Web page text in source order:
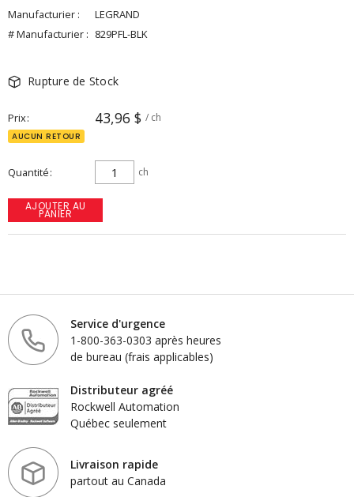
Manufacturier :
LEGRAND
# Manufacturier : 829PFL-BLK
Rupture de Stock
Prix 43,96 $ / ch
AUCUN RETOUR
Quantité ch
AJOUTER AU
PANIER
Service d'urgence
1-800-363-0303 après heures
de bureau (frais applicables)
Distributeur agréé
Rockwell Automation
Québec seulement
Livraison rapide
partout au Canada